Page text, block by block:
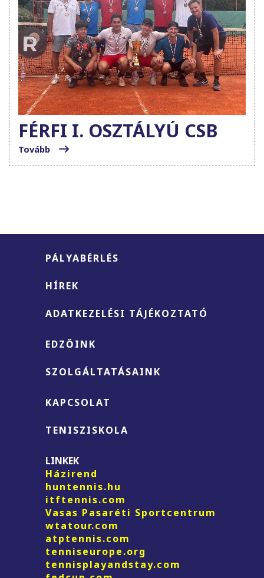
FÉRFI I. OSZTÁLYÚ CSB
Tovább
PÁLYABÉRLÉS
HÍREK
ADATKEZELÉSI TÁJÉKOZTATÓ
EDZŐINK
SZOLGÁLTATÁSAINK
KAPCSOLAT
TENISZISKOLA
LINKEK
Házirend
huntennis.hu
itftennis.com
Vasas Pasaréti Sportcentrum
wtatour.com
atptennis.com
tenniseurope.org
tennisplayandstay.com